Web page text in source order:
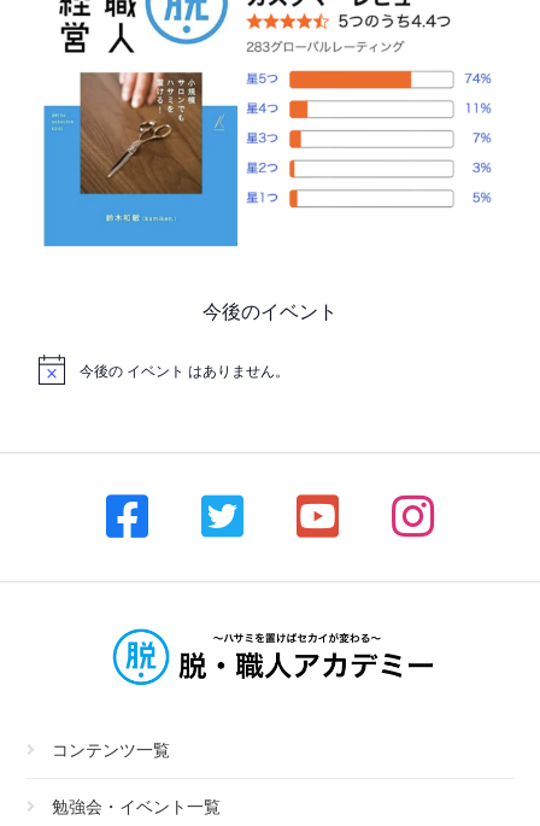
今後のイベント
今後の イベント はありません。
コンテンツ一覧
勉強会・イベント一覧